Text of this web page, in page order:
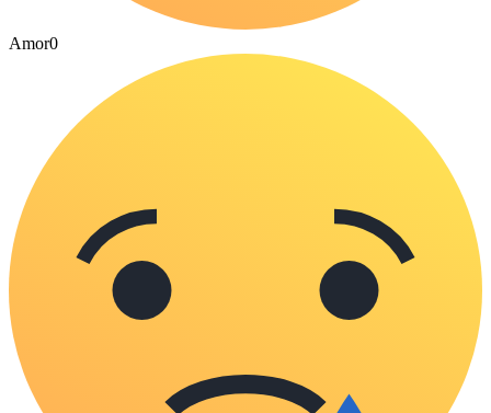
Amor0